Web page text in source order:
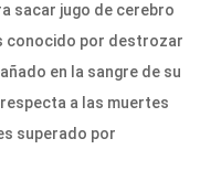
sacar jugo de cerebro
conocido por destrozar
en la sangre de su
a las muertes
superado por